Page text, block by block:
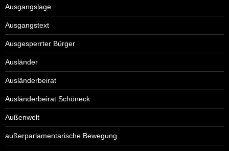
Ausgangslage
Ausgangstext
Ausgesperrter Bürger
Ausländer
Ausländerbeirat
Ausländerbeirat Schöneck
Außenwelt
außerparlamentarische Bewegung